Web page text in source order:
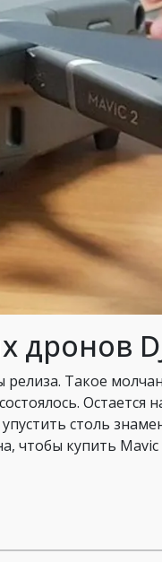
дронов
Такое
Остается
столь
чтобы купить Mavic